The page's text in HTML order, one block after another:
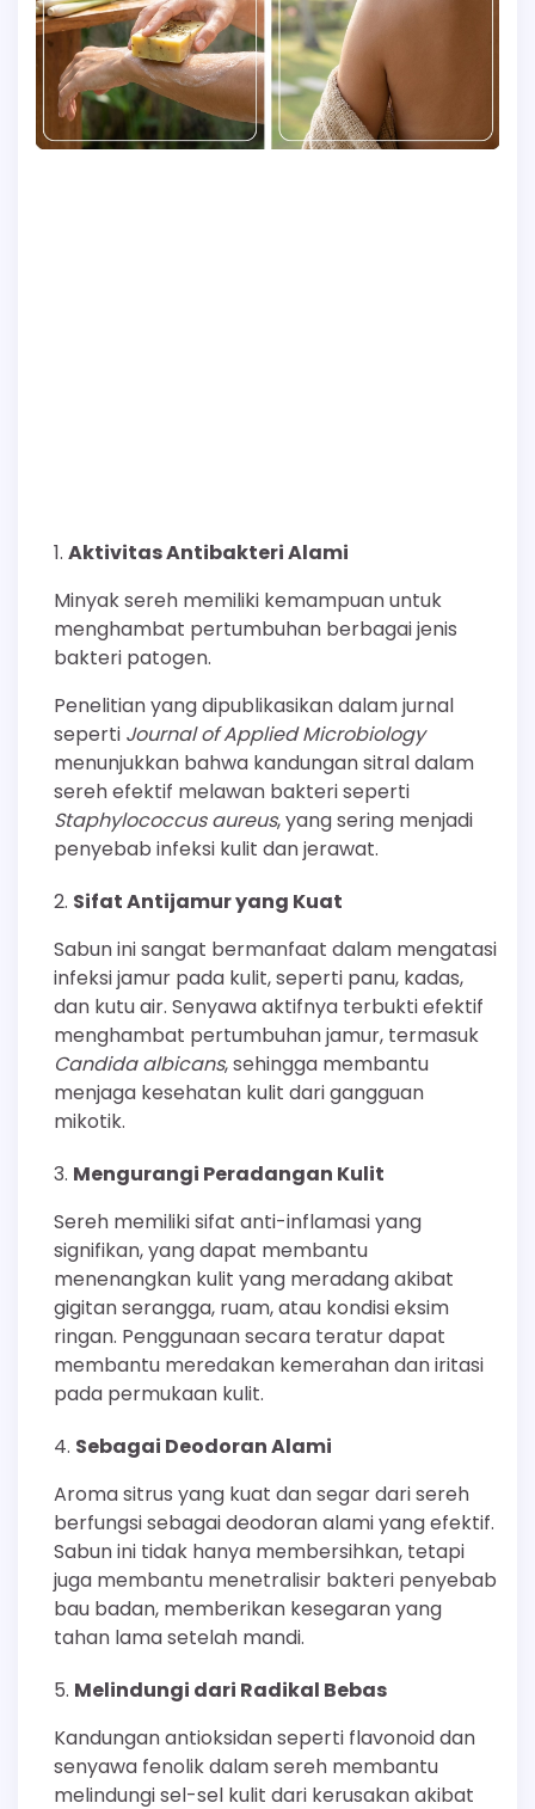
Aktivitas Antibakteri Alami
Minyak sereh memiliki kemampuan untuk
menghambat pertumbuhan berbagai jenis
bakteri patogen.
Penelitian yang dipublikasikan dalam jurnal
seperti Journal of Applied Microbiology
menunjukkan bahwa kandungan sitral dalam
sereh efektif melawan bakteri seperti
Staphylococcus aureus, yang sering menjadi
penyebab infeksi kulit dan jerawat.
Sifat Antijamur yang Kuat
Sabun ini sangat bermanfaat dalam mengatasi
infeksi jamur pada kulit, seperti panu, kadas,
dan kutu air. Senyawa aktifnya terbukti efektif
menghambat pertumbuhan jamur, termasuk
Candida albicans, sehingga membantu
menjaga kesehatan kulit dari gangguan
mikotik.
Mengurangi Peradangan Kulit
Sereh memiliki sifat anti-inflamasi yang
signifikan, yang dapat membantu
menenangkan kulit yang meradang akibat
gigitan serangga, ruam, atau kondisi eksim
ringan. Penggunaan secara teratur dapat
membantu meredakan kemerahan dan iritasi
pada permukaan kulit.
Sebagai Deodoran Alami
Aroma sitrus yang kuat dan segar dari sereh
berfungsi sebagai deodoran alami yang efektif.
Sabun ini tidak hanya membersihkan, tetapi
juga membantu menetralisir bakteri penyebab
bau badan, memberikan kesegaran yang
tahan lama setelah mandi.
Melindungi dari Radikal Bebas
Kandungan antioksidan seperti flavonoid dan
senyawa fenolik dalam sereh membantu
melindungi sel-sel kulit dari kerusakan akibat